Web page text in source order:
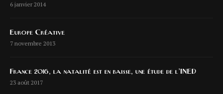
6 janvier 2014
Europe Créative
7 novembre 2013
France 2016, la natalité est en baisse, une étude de l’INED
23 août 2017